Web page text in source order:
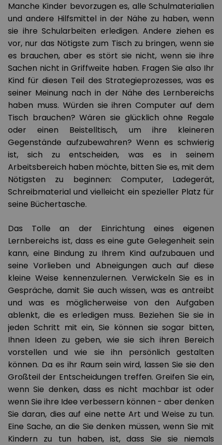
Manche Kinder bevorzugen es, alle Schulmaterialien
und andere Hilfsmittel in der Nähe zu haben, wenn
sie ihre Schularbeiten erledigen. Andere ziehen es
vor, nur das Nötigste zum Tisch zu bringen, wenn sie
es brauchen, aber es stört sie nicht, wenn sie ihre
Sachen nicht in Griffweite haben. Fragen Sie also Ihr
Kind für diesen Teil des Strategieprozesses, was es
seiner Meinung nach in der Nähe des Lernbereichs
haben muss. Würden sie ihren Computer auf dem
Tisch brauchen? Wären sie glücklich ohne Regale
oder einen Beistelltisch, um ihre kleineren
Gegenstände aufzubewahren? Wenn es schwierig
ist, sich zu entscheiden, was es in seinem
Arbeitsbereich haben möchte, bitten Sie es, mit dem
Nötigsten zu beginnen: Computer, Ladegerät,
Schreibmaterial und vielleicht ein spezieller Platz für
seine Büchertasche.
Das Tolle an der Einrichtung eines eigenen
Lernbereichs ist, dass es eine gute Gelegenheit sein
kann, eine Bindung zu Ihrem Kind aufzubauen und
seine Vorlieben und Abneigungen auch auf diese
kleine Weise kennenzulernen. Verwickeln Sie es in
Gespräche, damit Sie auch wissen, was es antreibt
und was es möglicherweise von den Aufgaben
ablenkt, die es erledigen muss. Beziehen Sie sie in
jeden Schritt mit ein, Sie können sie sogar bitten,
Ihnen Ideen zu geben, wie sie sich ihren Bereich
vorstellen und wie sie ihn persönlich gestalten
können. Da es ihr Raum sein wird, lassen Sie sie den
Großteil der Entscheidungen treffen. Greifen Sie ein,
wenn Sie denken, dass es nicht machbar ist oder
wenn Sie ihre Idee verbessern können - aber denken
Sie daran, dies auf eine nette Art und Weise zu tun.
Eine Sache, an die Sie denken müssen, wenn Sie mit
Kindern zu tun haben, ist, dass Sie sie niemals